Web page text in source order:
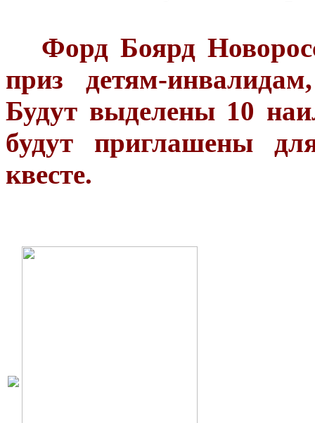
Форд Боярд
приз детям-
Будут выделены 10
будут приглашены
квесте.